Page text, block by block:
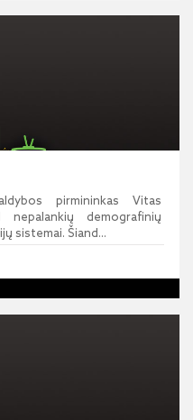
pirmininkas Vitas
demografinių
sistemai. Šiand...